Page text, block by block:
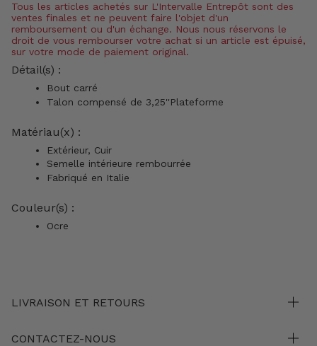
Tous les articles achetés sur L'Intervalle Entrepôt sont des
ventes finales et ne peuvent faire l'objet d'un
remboursement ou d'un échange. Nous nous réservons le
droit de vous rembourser votre achat si un article est épuisé,
sur votre mode de paiement original.
Détail(s) :
Bout carré
Talon compensé de 3,25''Plateforme
Matériau(x) :
Extérieur, Cuir
Semelle intérieure rembourrée
Fabriqué en Italie
Couleur(s) :
Ocre
LIVRAISON ET RETOURS
CONTACTEZ-NOUS